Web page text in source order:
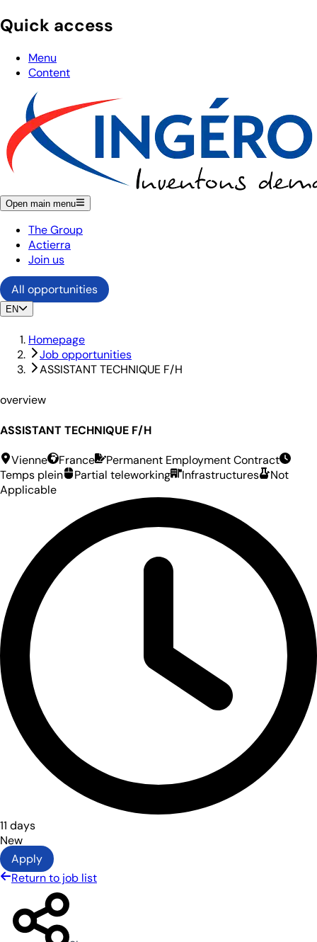
Quick access
Menu
Content
Open main menu
The Group
Actierra
Join us
All opportunities
EN
Homepage
Job opportunities
ASSISTANT TECHNIQUE F/H
overview
ASSISTANT TECHNIQUE F/H
Vienne France
Permanent Employment Contract
Temps plein
Partial teleworking Infrastructures
Not
Applicable
11 days
New
Apply
Return to job list